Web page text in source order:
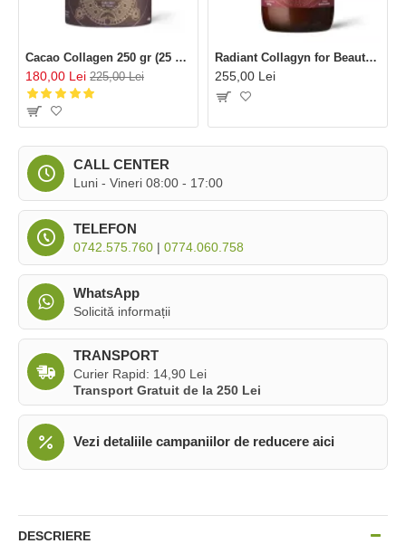
CALL CENTER
Luni - Vineri 08:00 - 17:00
TELEFON
0742.575.760 | 0774.060.758
WhatsApp
Solicită informații
TRANSPORT
Curier Rapid: 14,90 Lei
Transport Gratuit de la 250 Lei
Vezi detaliile campaniilor de reducere aici
Cacao Collagen 250 gr (25 portii), Ancient and Brave
180,00 Lei 225,00 Lei
Radiant Collagyn for Beauty Vegan 200 gr (25 portii), Ancient and Brave
255,00 Lei
DESCRIERE